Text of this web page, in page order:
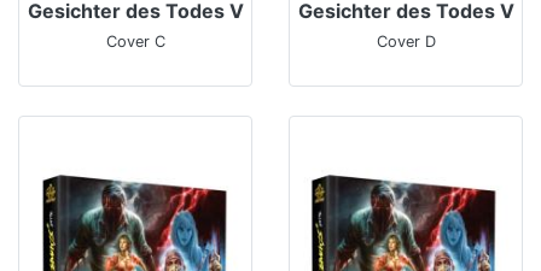
Gesichter des Todes V
Cover C
Gesichter des Todes V
Cover D